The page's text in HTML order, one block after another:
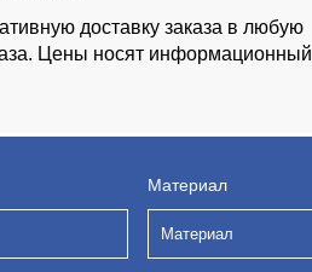
доставку заказа в любую
Цены носят информационный
Материал
Материал